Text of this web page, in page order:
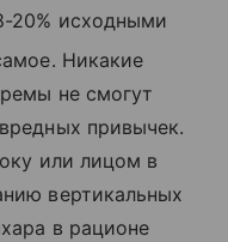
20% исходными
Никакие
не смогут
привычек.
или лицом в
вертикальных
в рационе